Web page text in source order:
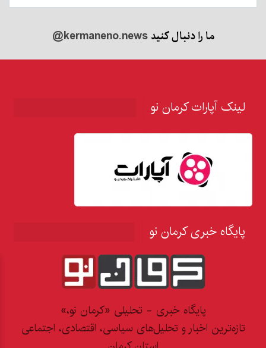
ما را دنبال کنید@kermaneno.news
لینک آپارات کرمان نو
پایگاه خبری کرمان نو
پایگاه خبری - تحلیلی «کرمان نو،»
تازه‌ترین اخبار و تحلیل‌های سیاسی، اقتصادی، اجتماعی